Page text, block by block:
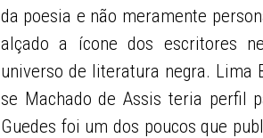
da poesia e não meramente
alçado a ícone dos escritores
universo de literatura negra. Lima
se Machado de Assis teria perfil
Guedes foi um dos poucos que